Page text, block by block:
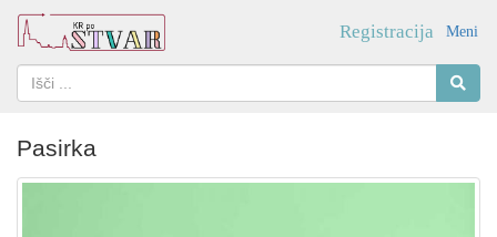
Meni
Registracija
Pasirka